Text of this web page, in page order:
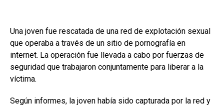
Una joven fue rescatada de una red de explotación sexual
que operaba a través de un sitio de pornografía en
internet. La operación fue llevada a cabo por fuerzas de
seguridad que trabajaron conjuntamente para liberar a la
víctima.
Según informes, la joven había sido capturada por la red y